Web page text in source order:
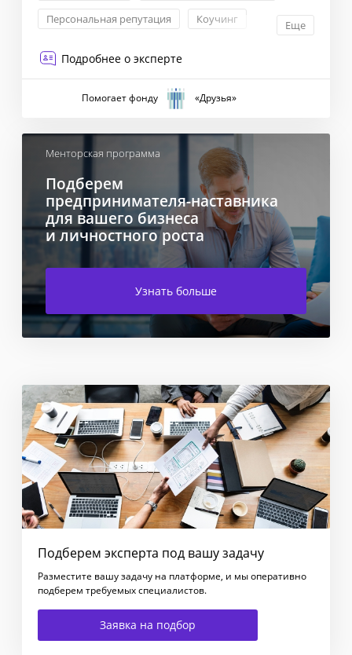
Персональная репутация
Коучинг Еще
Подробнее о эксперте
Помогает фонду «Друзья»
Менторская программа
Подберем
предпринимателя-наставника
для вашего бизнеса
и личностного роста
Узнать больше
Подберем эксперта под вашу задачу
Разместите вашу задачу на платформе, и мы оперативно
подберем требуемых специалистов.
Заявка на подбор